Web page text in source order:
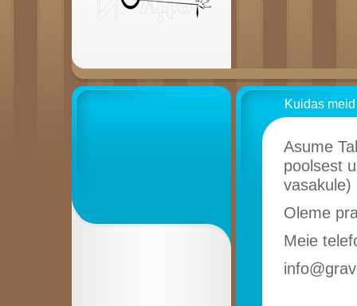
Kuidas
Asume
poolsest
vasakule)
Oleme
Meie